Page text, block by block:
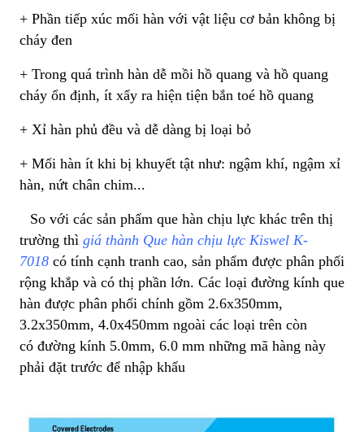
+ Phần tiếp xúc mối hàn với vật liệu cơ bản không bị
cháy đen
+ Trong quá trình hàn dễ mồi hồ quang và hồ quang
cháy ổn định, ít xẩy ra hiện tiện bắn toé hồ quang
+ Xỉ hàn phủ đều và dễ dàng bị loại bỏ
+ Mối hàn ít khi bị khuyết tật như: ngậm khí, ngậm xỉ
hàn, nứt chân chim...
So với các sản phẩm que hàn chịu lực khác trên thị
trường thì giá thành Que hàn chịu lực Kiswel K-
7018 có tính cạnh tranh cao, sản phẩm được phân phối
rộng khắp và có thị phần lớn. Các loại đường kính que
hàn được phân phối chính gồm 2.6x350mm,
3.2x350mm, 4.0x450mm ngoài các loại trên còn
có đường kính 5.0mm, 6.0 mm những mã hàng này
phải đặt trước để nhập khẩu